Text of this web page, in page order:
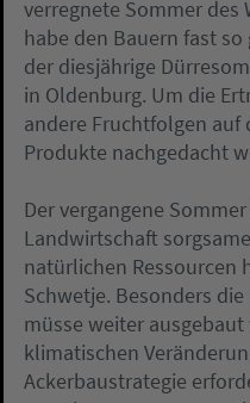
verregnete Sommer des
habe den Bauern fast
der diesjährige
in Oldenburg. Um die
andere Fruchtfolgen auf
Produkte nachgedacht
Der vergangene
Landwirtschaft
natürlichen Ressourcen
Schwetje. Besonders
müsse weiter
klimatischen
Ackerbaustrategie